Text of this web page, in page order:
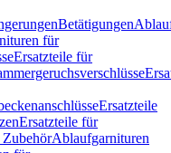
Betätigungen
für
Ersatzteile für
Ersatzteile
Ersatzteile für
Ablaufgarnituren